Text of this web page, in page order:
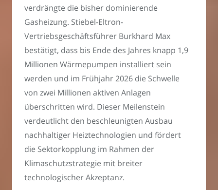
verdrängte die bisher dominierende
Gasheizung. Stiebel-Eltron-
Vertriebsgeschäftsführer Burkhard Max
bestätigt, dass bis Ende des Jahres knapp 1,9
Millionen Wärmepumpen installiert sein
werden und im Frühjahr 2026 die Schwelle
von zwei Millionen aktiven Anlagen
überschritten wird. Dieser Meilenstein
verdeutlicht den beschleunigten Ausbau
nachhaltiger Heiztechnologien und fördert
die Sektorkopplung im Rahmen der
Klimaschutzstrategie mit breiter
technologischer Akzeptanz.